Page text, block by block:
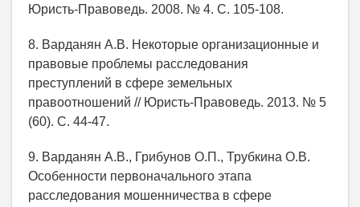
Юристь-Правоведь. 2008. № 4. С. 105-108.
8. Варданян А.В. Некоторые организационные и
правовые проблемы расследования
преступлений в сфере земельных
правоотношений // Юристь-Правоведь. 2013. № 5
(60). С. 44-47.
9. Варданян А.В., Грибунов О.П., Трубкина О.В.
Особенности первоначального этапа
расследования мошенничества в сфере